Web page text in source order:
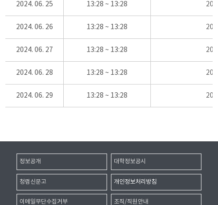
2024. 06. 25 13:28 ~ 13:28
2024. 06. 26 13:28 ~ 13:28
2024. 06. 27 13:28 ~ 13:28
2024. 06. 28 13:28 ~ 13:28
2024. 06. 29 13:28 ~ 13:28
정보공개 대학정보공시
청렴신문고 개인정보처리방침
이메일무단수집거부 조직/직원안내